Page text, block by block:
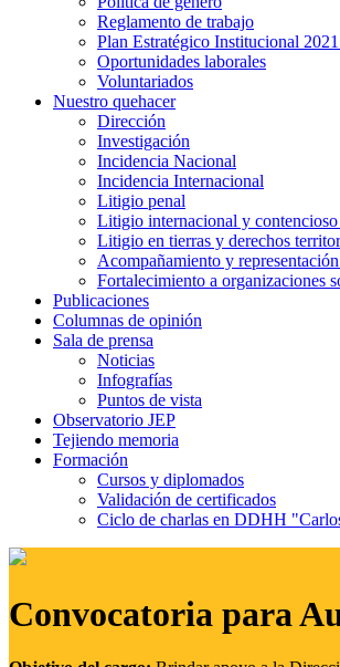
Reglamento de trabajo
Plan Estratégico Institucional
Oportunidades laborales
Voluntariados
Nuestro quehacer
Dirección
Investigación
Incidencia Nacional
Incidencia Internacional
Litigio penal
Litigio internacional y
Litigio en tierras y derechos
Acompañamiento y
Fortalecimiento a organizaciones
Publicaciones
Columnas de opinión
Sala de prensa
Noticias
Infografías
Puntos de vista
Observatorio JEP
Tejiendo memoria
Formación
Cursos y diplomados
Validación de certificados
Ciclo de charlas en DDHH
Convocatoria para